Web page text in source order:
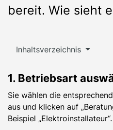
bereit. Wie sieht
Inhaltsverzeichnis
1. Betriebsart
Sie wählen die
aus und klicken auf
Beispiel „Elektroinstallateur“.